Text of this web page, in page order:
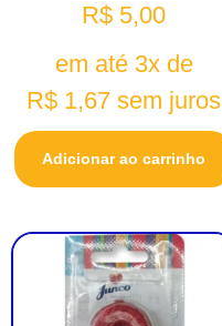
R$ 5,00
em até 3x de
R$ 1,67 sem juros
Adicionar ao carrinho